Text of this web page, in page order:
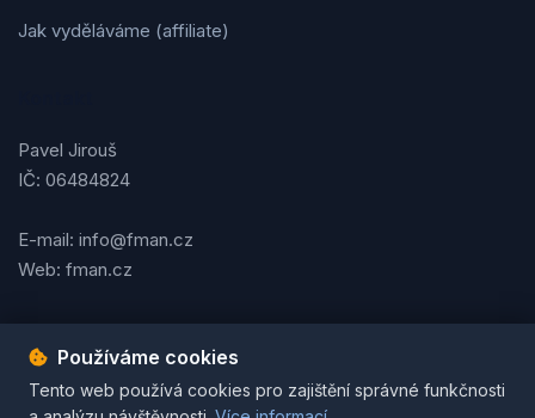
Jak vyděláváme (affiliate)
Pavel Jirouš
IČ: 06484824
E-mail: info@fman.cz
Web: fman.cz
Podmínky použitíOchrana osobních údajůCookies
Používáme cookies
Tento web používá cookies pro zajištění správné funkčnosti